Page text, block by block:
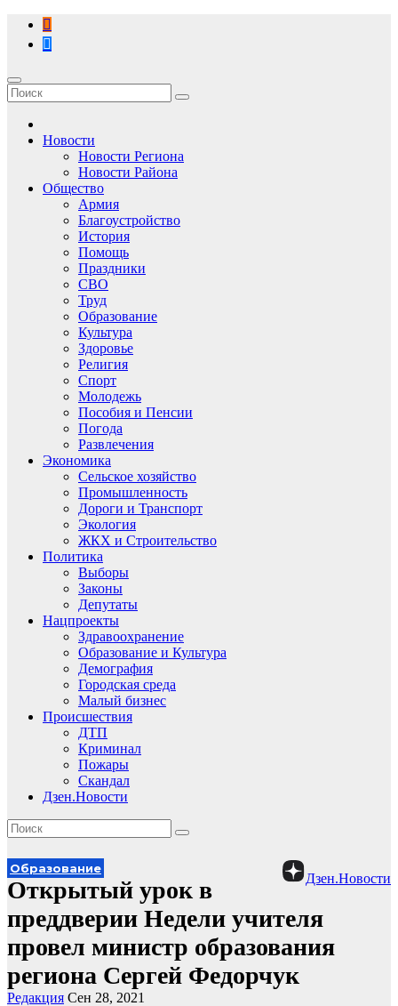
Перейти
содержимому
Новости
Новости Региона
Новости Района
Общество
Армия
Благоустройство
История
Помощь
Праздники
СВО
Труд
Образование
Культура
Здоровье
Религия
Спорт
Молодежь
Пособия и Пенсии
Погода
Развлечения
Экономика
Сельское хозяйство
Промышленность
Дороги и Транспорт
Экология
ЖКХ и Строительство
Политика
Выборы
Законы
Депутаты
Нацпроекты
Здравоохранение
Образование и Культура
Демография
Городская среда
Малый бизнес
Происшествия
ДТП
Криминал
Пожары
Скандал
Дзен.Новости
Дзен.Новости
Образование
Открытый урок в
преддверии Недели учителя
провел министр образования
региона Сергей Федорчук
Редакция Сен 28, 2021